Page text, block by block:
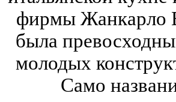
фирмы Жанкарло
была
молодых
Само